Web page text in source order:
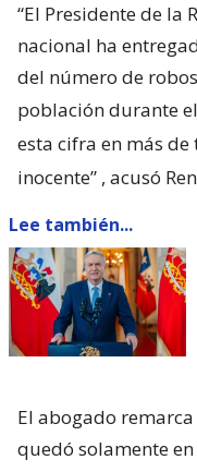
“El Presidente de la
nacional ha
del número de
población durante
esta cifra en más de
inocente” , acusó
Lee también...
El abogado
quedó solamente